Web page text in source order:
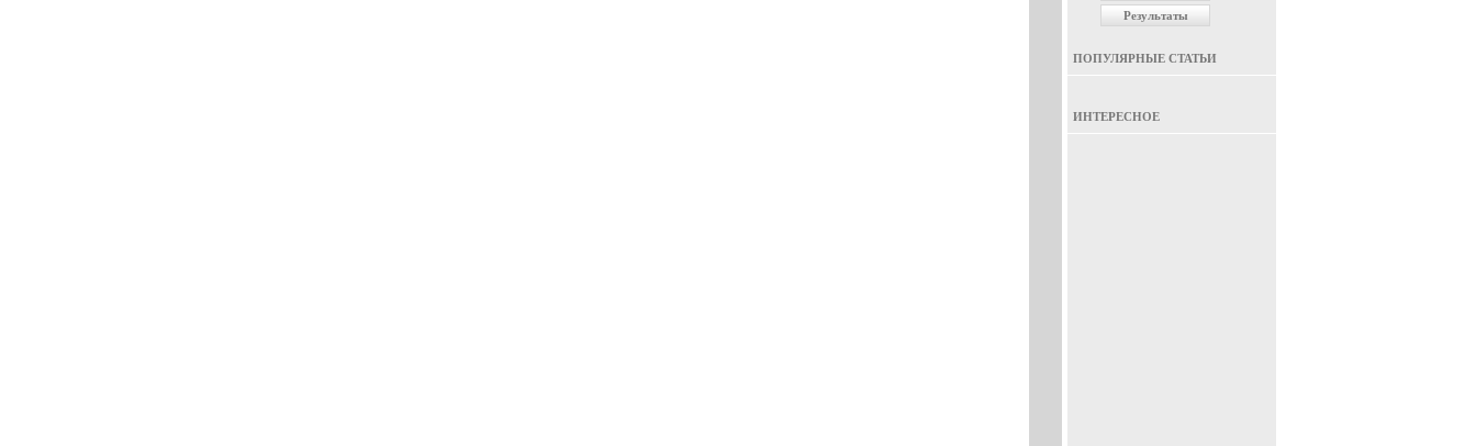
ПОПУЛЯРНЫЕ СТАТЬИ
ИНТЕРЕСНОЕ